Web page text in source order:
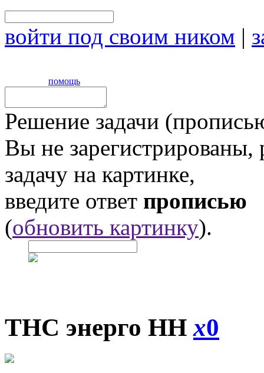
войти под своим ником |
помощь
Решение задачи
Вы не
задачу на картинке,
введите ответ прописью
(обновить картинку).
ТНС энерго ННx0